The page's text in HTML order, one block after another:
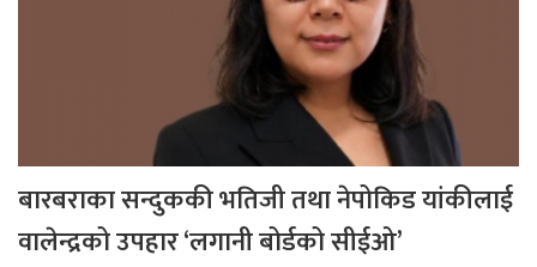
बारबराका सन्दुककी भतिजी तथा नेपोकिड यांकीलाई
वालेन्द्रको उपहार ‘लगानी बोर्डको सीईओ’